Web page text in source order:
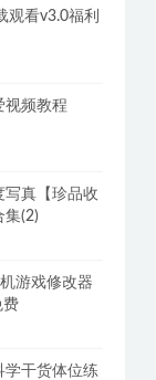
观看v3.0福利
视频教程
写真【珍品收
集(2)
游戏修改器
费
学干货体位练